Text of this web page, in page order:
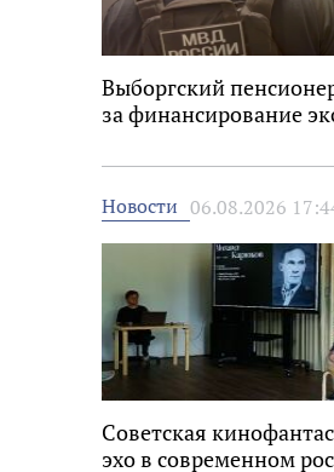
Выборгский
за финансирование
Новости 06.08.2026
Советская
эхо в современном